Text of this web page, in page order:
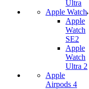
Ultra
Apple Watch
Apple
Watch
SE2
Apple
Watch
Ultra 2
Apple
Airpods 4